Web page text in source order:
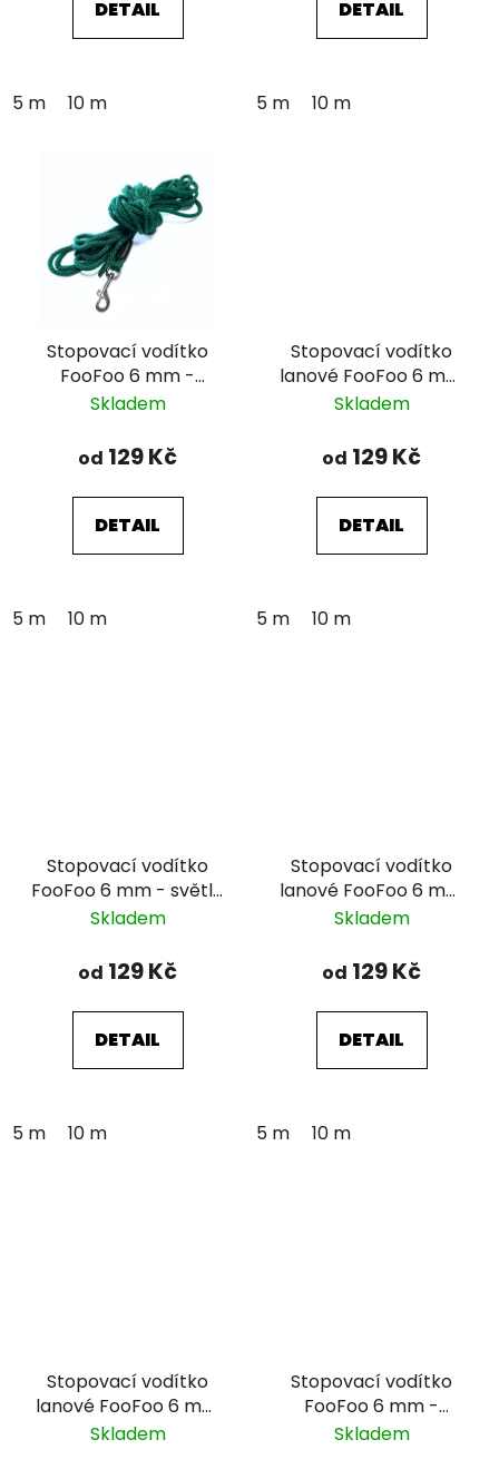
DETAIL
5 m 10 m
DETAIL
5 m 10 m
Stopovací vodítko
FooFoo 6 mm -
tmavě zelené
Skladem
od 129 Kč
DETAIL
5 m 10 m
Stopovací vodítko
lanové FooFoo 6 mm
- žluté
Skladem
od 129 Kč
DETAIL
5 m 10 m
Stopovací vodítko
FooFoo 6 mm - světle
zelené
Skladem
od 129 Kč
DETAIL
5 m 10 m
Stopovací vodítko
lanové FooFoo 6 mm
- černé
Skladem
od 129 Kč
DETAIL
5 m 10 m
Stopovací vodítko
lanové FooFoo 6 mm
- modrozelené
Skladem
Stopovací vodítko
FooFoo 6 mm -
oranžové
Skladem